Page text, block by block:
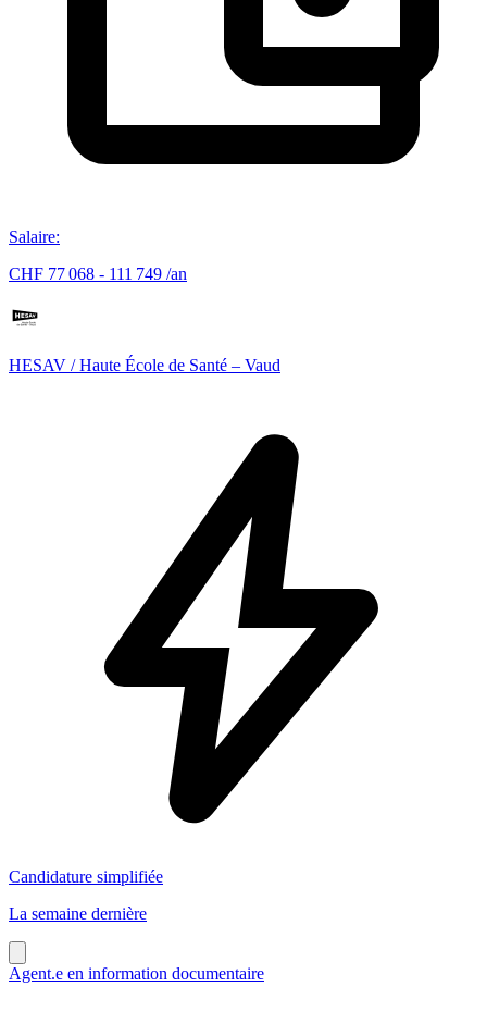
Salaire:
CHF 77 068 - 111 749 /an
HESAV / Haute École de Santé – Vaud
Candidature simplifiée
La semaine dernière
Agent.e en information documentaire